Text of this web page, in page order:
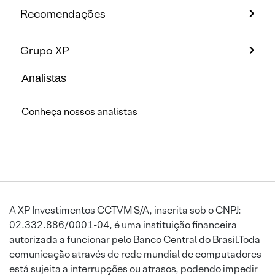
Recomendações
Grupo XP
Analistas
Conheça nossos analistas
A XP Investimentos CCTVM S/A, inscrita sob o CNPJ:
02.332.886/0001-04, é uma instituição financeira
autorizada a funcionar pelo Banco Central do Brasil.Toda
comunicação através de rede mundial de computadores
está sujeita a interrupções ou atrasos, podendo impedir